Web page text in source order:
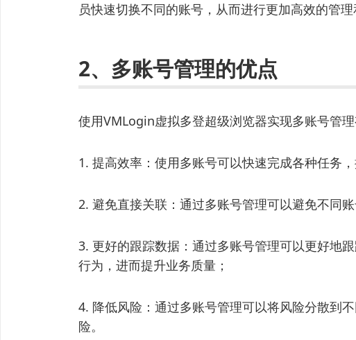
员快速切换不同的账号，从而进行更加高效的管理
2、多账号管理的优点
使用VMLogin虚拟多登超级浏览器实现多账号管理
1. 提高效率：使用多账号可以快速完成各种任务，
2. 避免直接关联：通过多账号管理可以避免不同
3. 更好的跟踪数据：通过多账号管理可以更好地
行为，进而提升业务质量；
4. 降低风险：通过多账号管理可以将风险分散到
险。